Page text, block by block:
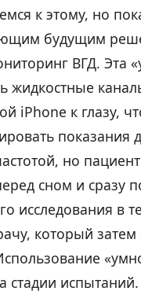
к этому, но
будущим
ВГД. Эта
жидкостные
iPhone к глазу,
показания
но
сном и сразу
исследования в
который
стадии